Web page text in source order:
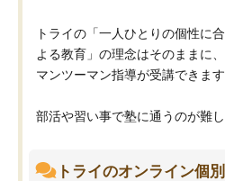
トライの「一人ひとりの個性に
よる教育」の理念はそのままに
マンツーマン指導が受講できます
部活や習い事で塾に通うのが難し
トライのオンライン個